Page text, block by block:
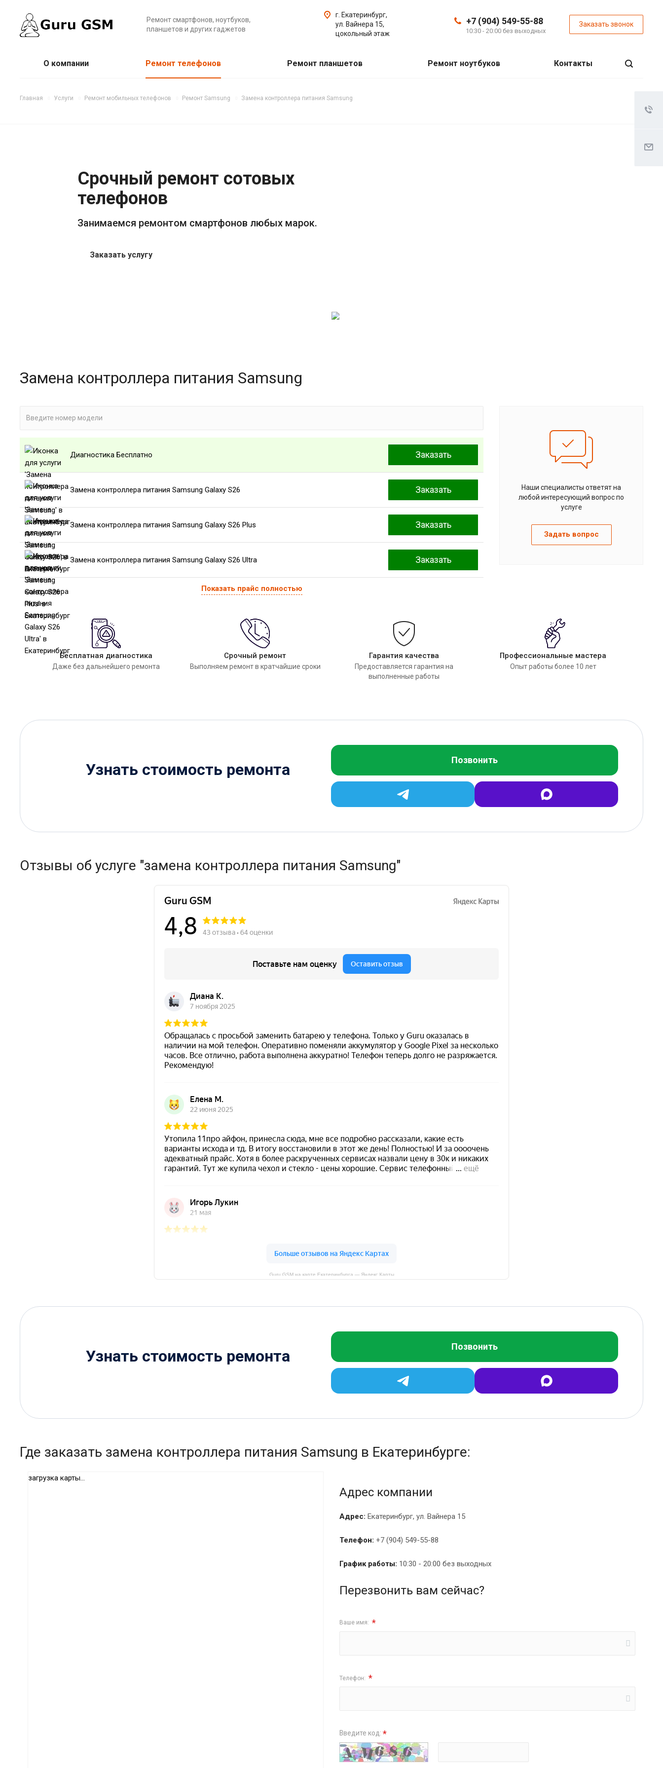
Ремонт смартфонов, ноутбуков,
планшетов и других гаджетов
+7 (904) 549-55-88
10:30 - 20:00 без выходных
Заказать звонок
г. Екатеринбург,
ул. Вайнера 15,
цокольный этаж
О компании Ремонт телефонов Ремонт планшетов Ремонт ноутбуков Контакты
Главная Услуги Ремонт мобильных телефонов Ремонт Samsung Замена контроллера питания Samsung
Срочный ремонт сотовых
телефонов
Занимаемся ремонтом смартфонов любых марок.
Заказать услугу
Замена контроллера питания Samsung
Диагностика Бесплатно Заказать
Замена контроллера питания Samsung Galaxy S26 Заказать
Замена контроллера питания Samsung Galaxy S26 Plus Заказать
Замена контроллера питания Samsung Galaxy S26 Ultra Заказать
Показать прайс полностью
Наши специалисты ответят на
любой интересующий вопрос по
услуге
Задать вопрос
Бесплатная диагностика
Даже без дальнейшего ремонта
Срочный ремонт
Выполняем ремонт в кратчайшие сроки
Гарантия качества
Предоставляется гарантия на
выполненные работы
Профессиональные мастера
Опыт работы более 10 лет
Узнать стоимость ремонта
Позвонить
Отзывы об услуге "замена контроллера питания Samsung"
Guru GSM на карте Екатеринбурга — Яндекс Карты
Узнать стоимость ремонта
Позвонить
Где заказать замена контроллера питания Samsung в Екатеринбурге:
загрузка карты...
Адрес компании
Адрес: Екатеринбург, ул. Вайнера 15
Телефон: +7 (904) 549-55-88
График работы: 10:30 - 20:00 без выходных
Перезвонить вам сейчас?
Ваше имя: *
Телефон: *
Введите код: *